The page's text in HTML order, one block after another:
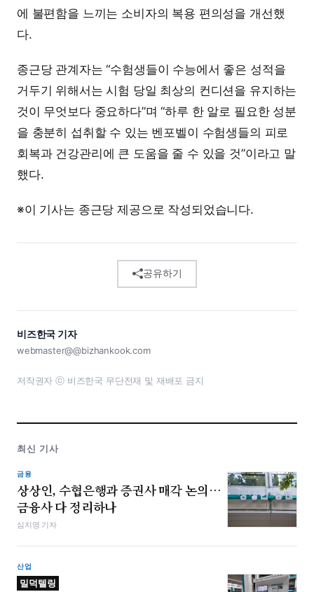
에 불편함을 느끼는 소비자의 복용 편의성을 개선했
다.
종근당 관계자는 “수험생들이 수능에서 좋은 성적을
거두기 위해서는 시험 당일 최상의 컨디션을 유지하는
것이 무엇보다 중요하다”며 “하루 한 알로 필요한 성분
을 충분히 섭취할 수 있는 벤포벨이 수험생들의 피로
회복과 건강관리에 큰 도움을 줄 수 있을 것”이라고 말
했다.
※이 기사는 종근당 제공으로 작성되었습니다.
공유하기
비즈한국 기자
webmaster@@bizhankook.com
저작권자 ⓒ 비즈한국 무단전재 및 재배포 금지
최신 기사
금융
상상인, 수협은행과 증권사 매각 논의…
금융사 다 정리하나
심지영 기자
산업
밀덕텔링